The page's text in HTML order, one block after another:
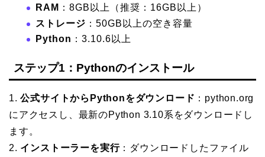
RAM ：8GB以上（推奨：16GB以上）
ストレージ ：50GB以上の空き容量
Python ：3.10.6以上
ステップ1：Pythonのインストール
1.公式サイトからPythonをダウンロード ：python.org
にアクセスし、最新のPython 3.10系をダウンロードし
ます。
2. インストーラーを実行：ダウンロードしたファイル